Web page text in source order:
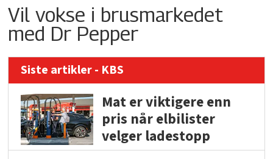
Vil vokse i brusmarkedet
med Dr Pepper
Siste artikler - KBS
Mat er viktigere enn
pris når elbilister
velger ladestopp